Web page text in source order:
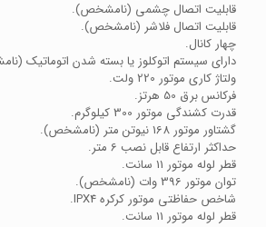
قابلیت اتصال چشمی (نامشخص).
قابلیت اتصال فلاشر (نامشخص).
چهار کانال.
دارای سیستم اتوکلوز یا بسته شدن اتوماتیک
ولتاژ کاری موتور 220 ولت.
فرکانس برق 50 هرتز.
قدرت کشندگی موتور 300 کیلوگرم.
گشتاور موتور 168 نیوتن متر (نامشخص).
حداکثر ارتفاع قابل نصب 6 متر.
قطر لوله موتور 11 سانت.
توان موتور 396 وات (نامشخص).
شاخص حفاظتی موتور کرکره IPX4.
قطر لوله موتور 11 سانت.